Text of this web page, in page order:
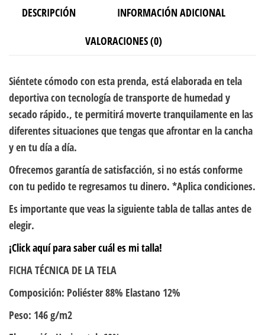
DESCRIPCIÓN
INFORMACIÓN ADICIONAL
VALORACIONES (0)
Siéntete cómodo con esta prenda, está elaborada en tela
deportiva con tecnología de transporte de humedad y
secado rápido., te permitirá moverte tranquilamente en las
diferentes situaciones que tengas que afrontar en la cancha
y en tu día a día.
Ofrecemos garantía de satisfacción, si no estás conforme
con tu pedido te regresamos tu dinero. *Aplica condiciones.
Es importante que veas la siguiente tabla de tallas antes de
elegir.
¡Click aquí para saber cuál es mi talla!
FICHA TÉCNICA DE LA TELA
Composición: Poliéster 88% Elastano 12%
Peso: 146 g/m2